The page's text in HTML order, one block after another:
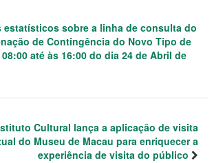
estatísticos sobre a linha de consulta do
de Contingência do Novo Tipo de
até às 16:00 do dia 24 de Abril de
Cultural lança a aplicação de visita
do Museu de Macau para enriquecer a
experiência de visita do público